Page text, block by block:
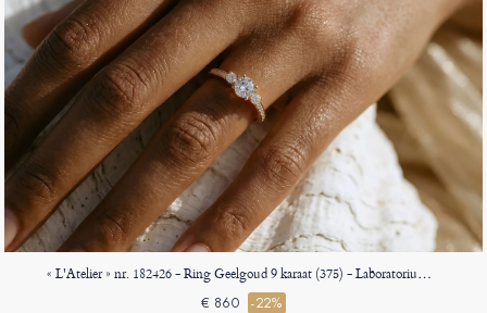
« L'Atelier » nr. 182426 - Ring Geelgoud 9 karaat (375) - Laboratorium diamant Rond 0.5 Karaat - Aanleunende edelstenen Laboratorium diamant - Setting Laboratorium diamant
€ 860 -22%